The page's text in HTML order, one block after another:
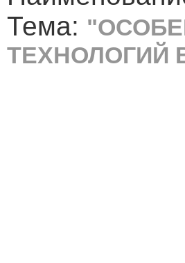
Тема:
ТЕХНОЛОГИЙ